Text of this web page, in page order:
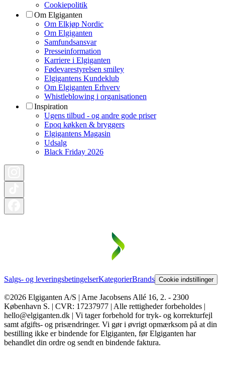
Cookiepolitik
Om Elgiganten
Om Elkjøp Nordic
Om Elgiganten
Samfundsansvar
Presseinformation
Karriere i Elgiganten
Fødevarestyrelsen smiley
Elgigantens Kundeklub
Om Elgiganten Erhverv
Whistleblowing i organisationen
Inspiration
Ugens tilbud - og andre gode priser
Epoq køkken & bryggers
Elgigantens Magasin
Udsalg
Black Friday 2026
Salgs- og leveringsbetingelserKategorierBrands Cookie indstillinger
©2026 Elgiganten A/S | Arne Jacobsens Allé 16, 2. - 2300
København S. | CVR: 17237977 | Alle rettigheder forbeholdes |
hello@elgiganten.dk | Vi tager forbehold for tryk- og korrekturfejl
samt afgifts- og prisændringer. Vi gør i øvrigt opmærksom på at din
bestilling ikke er bindende for Elgiganten, før Elgiganten har
behandlet din ordre og sendt en bindende faktura.